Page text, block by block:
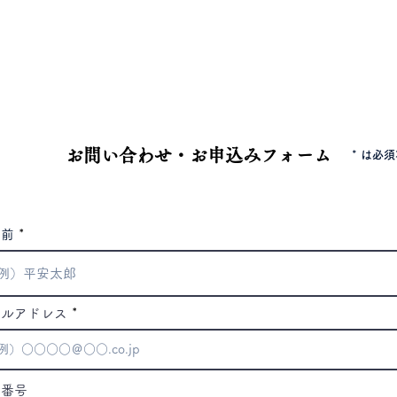
お問い合わせ・お申込みフォーム * は必
ルアドレス
号